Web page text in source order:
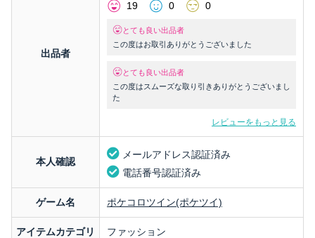
出品者
19
0 0
とても良い出品者
この度はお取引ありがとうございました
とても良い出品者
この度はスムーズな取り引きありがとうございまし
た
レビューをもっと見る
本人確認
メールアドレス認証済み
電話番号認証済み
ゲーム名 ポケコロツイン(ポケツイ)
アイテムカテゴリ ファッション